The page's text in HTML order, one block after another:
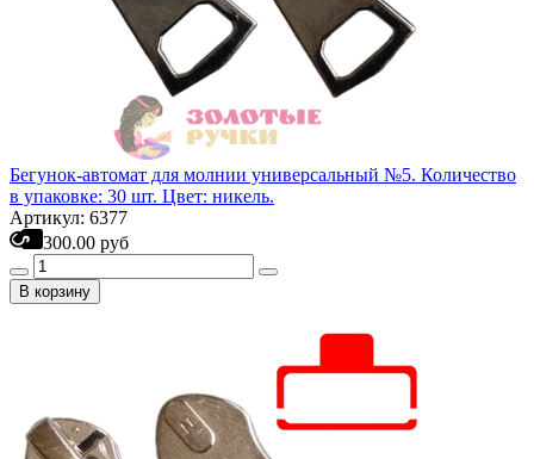
Бегунок-автомат для молнии универсальный №5. Количество
в упаковке: 30 шт. Цвет: никель.
Артикул: 6377
300.00 руб
В корзину